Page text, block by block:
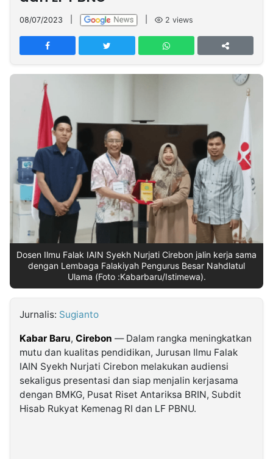
TREETAN
INDONESIA
Partner
Seedbacklink
Follow
Kabarbaru
Kabarbaru.co
2026
Kabarbaru
Media
Holding
08/07/2023 2 views
Dosen Ilmu Falak IAIN Syekh Nurjati Cirebon jalin kerja sama
dengan Lembaga Falakiyah Pengurus Besar Nahdlatul
Ulama (Foto :Kabarbaru/Istimewa).
Jurnalis: Sugianto
Kabar Baru, Cirebon — Dalam rangka meningkatkan
mutu dan kualitas pendidikan, Jurusan Ilmu Falak
IAIN Syekh Nurjati Cirebon melakukan audiensi
sekaligus presentasi dan siap menjalin kerjasama
dengan BMKG, Pusat Riset Antariksa BRIN, Subdit
Hisab Rukyat Kemenag RI dan LF PBNU.